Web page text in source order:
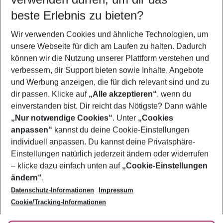
5-8 Nächte
2 Erwachsene Keine Kinder
Mehr Filter anzeigen
Footer
Footer navigation
Über uns
AGB
Bestpreisgarantie
Cookie-Einstellungen ändern
Cookie-Richtlinie
Agenturbetreuung
Barrierefreies Reisen
Folge uns
beste Erlebnis zu bieten?
Wir verwenden Cookies und ähnliche Technologien, um
unsere Webseite für dich am Laufen zu halten. Dadurch
können wir die Nutzung unserer Plattform verstehen und
verbessern, dir Support bieten sowie Inhalte, Angebote
und Werbung anzeigen, die für dich relevant sind und zu
dir passen. Klicke auf „Alle akzeptieren“, wenn du
einverstanden bist. Dir reicht das Nötigste? Dann wähle
„Nur notwendige Cookies“. Unter „Cookies
anpassen“ kannst du deine Cookie-Einstellungen
individuell anpassen. Du kannst deine Privatsphäre-
Einstellungen natürlich jederzeit ändern oder widerrufen
– klicke dazu einfach unten auf „Cookie-Einstellungen
ändern“.
Datenschutz-Informationen
Impressum
Cookie/Tracking-Informationen